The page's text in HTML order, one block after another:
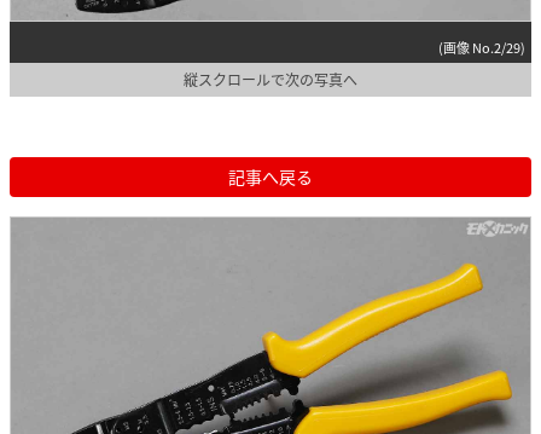
(画像 No.2/29)
縦スクロールで次の写真へ
記事へ戻る